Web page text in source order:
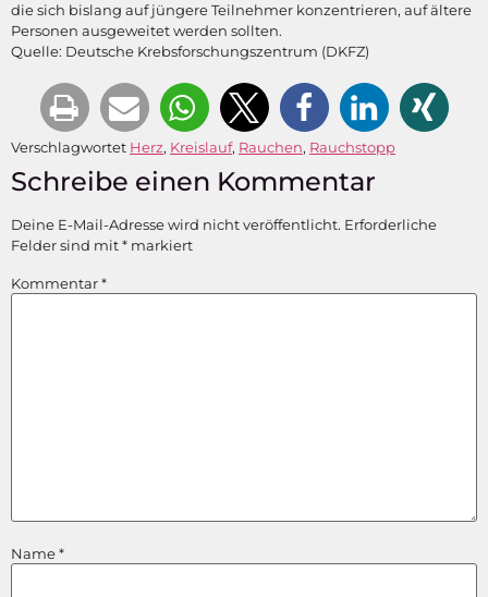
die sich bislang auf jüngere Teilnehmer konzentrieren, auf ältere
Personen ausgeweitet werden sollten.
Quelle: Deutsche Krebsforschungszentrum (DKFZ)
Verschlagwortet Herz, Kreislauf, Rauchen, Rauchstopp
Schreibe einen Kommentar
Deine E-Mail-Adresse wird nicht veröffentlicht. Erforderliche
Felder sind mit* markiert
Kommentar*
Name*